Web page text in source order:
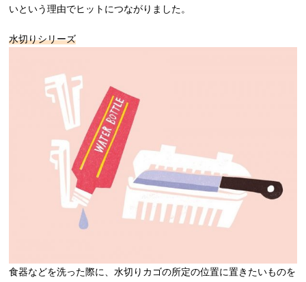
いという理由でヒットにつながりました。
水切りシリーズ
食器などを洗った際に、水切りカゴの所定の位置に置きたいものを